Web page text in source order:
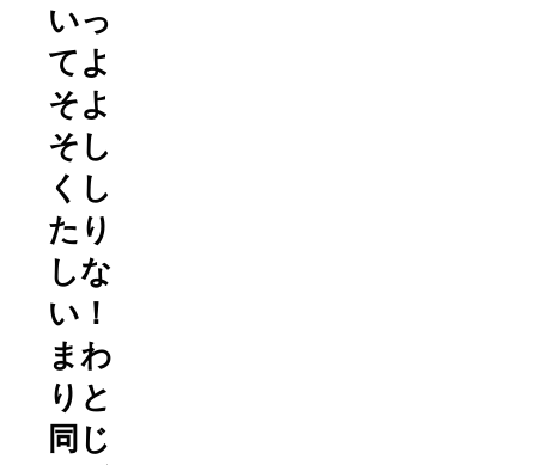
いっ
てよ
そよ
そし
くし
たり
しな
い！
まわ
りと
同じ